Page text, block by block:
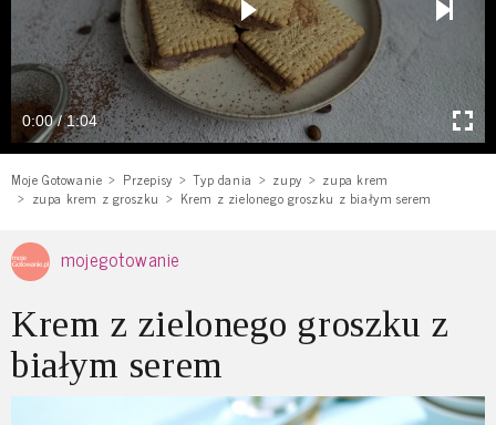
0:00 / 1:04
Moje Gotowanie Przepisy Typ dania zupy
zupa krem
zupa krem z groszku
Krem z zielonego groszku z białym serem
mojegotowanie
Krem z zielonego groszku z
białym serem